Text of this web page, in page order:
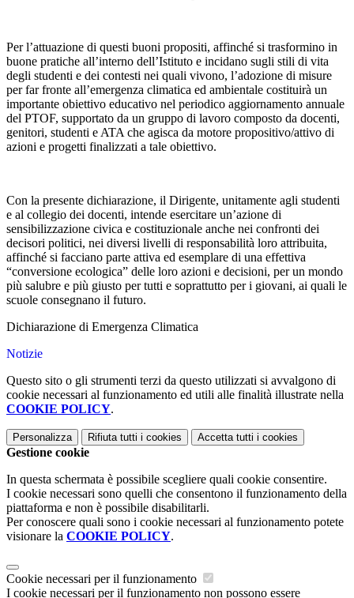
Per l’attuazione di questi buoni propositi, affinché si trasformino in
buone pratiche all’interno dell’Istituto e incidano sugli stili di vita
degli studenti e dei contesti nei quali vivono, l’adozione di misure
per far fronte all’emergenza climatica ed ambientale costituirà un
importante obiettivo educativo nel periodico aggiornamento annuale
del PTOF, supportato da un gruppo di lavoro composto da docenti,
genitori, studenti e ATA che agisca da motore propositivo/attivo di
azioni e progetti finalizzati a tale obiettivo.
Con la presente dichiarazione, il Dirigente, unitamente agli studenti
e al collegio dei docenti, intende esercitare un’azione di
sensibilizzazione civica e costituzionale anche nei confronti dei
decisori politici, nei diversi livelli di responsabilità loro attribuita,
affinché si facciano parte attiva ed esemplare di una effettiva
“conversione ecologica” delle loro azioni e decisioni, per un mondo
più salubre e più giusto per tutti e soprattutto per i giovani, ai quali le
scuole consegnano il futuro.
Dichiarazione di Emergenza Climatica
Notizie
Questo sito o gli strumenti terzi da questo utilizzati si avvalgono di
cookie necessari al funzionamento ed utili alle finalità illustrate nella
COOKIE POLICY.
Personalizza Rifiuta tutti i cookies Accetta tutti i cookies
Gestione cookie
In questa schermata è possibile scegliere quali cookie consentire.
I cookie necessari sono quelli che consentono il funzionamento della
piattaforma e non è possibile disabilitarli.
Per conoscere quali sono i cookie necessari al funzionamento potete
visionare la COOKIE POLICY.
Cookie necessari per il funzionamento
I cookie necessari per il funzionamento non possono essere